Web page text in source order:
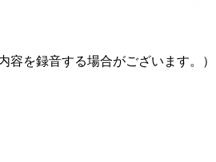
を録音する場合がございます。）